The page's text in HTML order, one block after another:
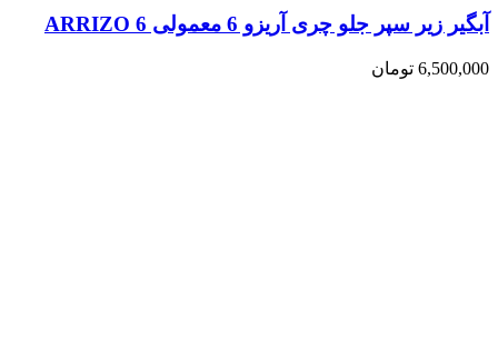
آبگیر زیر سپر جلو چری آریزو 6 معمولی ARRIZO 6
6,500,000 تومان